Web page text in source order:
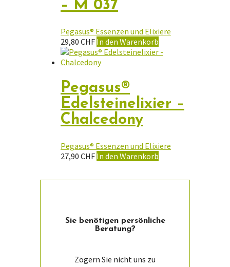
– M 037
Pegasus® Essenzen und Elixiere
29,80 CHF In den Warenkorb
Pegasus®
Edelsteinelixier –
Chalcedony
Pegasus® Essenzen und Elixiere
27,90 CHF In den Warenkorb
Sie ­benötigen persön­liche
Beratung?
Zögern Sie nicht uns zu